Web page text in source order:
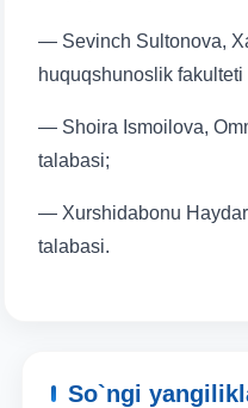
— Sevinch Sultonova,
huquqshunoslik
— Shoira Ismoilova,
talabasi;
— Xurshidabonu
talabasi.
So`ngi